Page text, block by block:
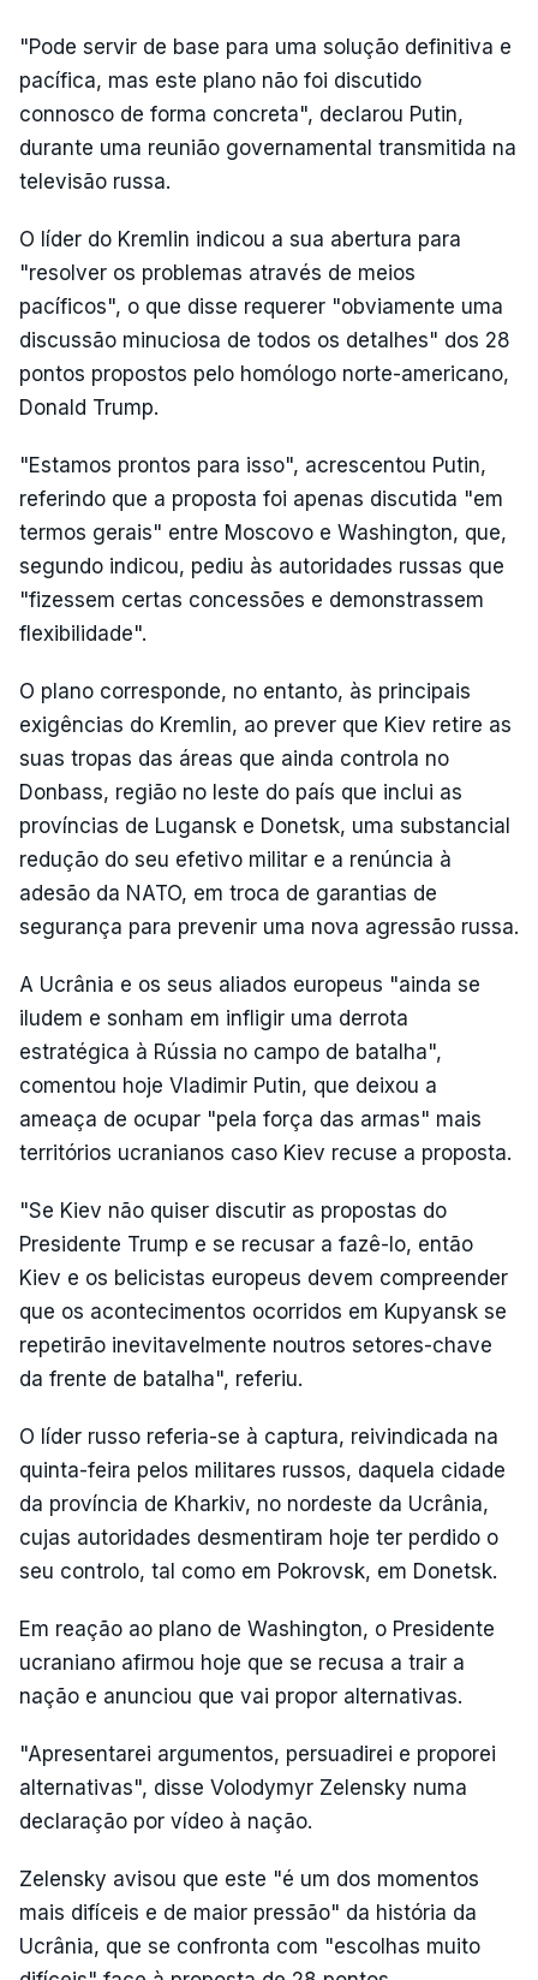
"Pode servir de base para uma solução definitiva e
pacífica, mas este plano não foi discutido
connosco de forma concreta", declarou Putin,
durante uma reunião governamental transmitida na
televisão russa.
O líder do Kremlin indicou a sua abertura para
"resolver os problemas através de meios
pacíficos", o que disse requerer "obviamente uma
discussão minuciosa de todos os detalhes" dos 28
pontos propostos pelo homólogo norte-americano,
Donald Trump.
"Estamos prontos para isso", acrescentou Putin,
referindo que a proposta foi apenas discutida "em
termos gerais" entre Moscovo e Washington, que,
segundo indicou, pediu às autoridades russas que
"fizessem certas concessões e demonstrassem
flexibilidade".
O plano corresponde, no entanto, às principais
exigências do Kremlin, ao prever que Kiev retire as
suas tropas das áreas que ainda controla no
Donbass, região no leste do país que inclui as
províncias de Lugansk e Donetsk, uma substancial
redução do seu efetivo militar e a renúncia à
adesão da NATO, em troca de garantias de
segurança para prevenir uma nova agressão russa.
A Ucrânia e os seus aliados europeus "ainda se
iludem e sonham em infligir uma derrota
estratégica à Rússia no campo de batalha",
comentou hoje Vladimir Putin, que deixou a
ameaça de ocupar "pela força das armas" mais
territórios ucranianos caso Kiev recuse a proposta.
"Se Kiev não quiser discutir as propostas do
Presidente Trump e se recusar a fazê-lo, então
Kiev e os belicistas europeus devem compreender
que os acontecimentos ocorridos em Kupyansk se
repetirão inevitavelmente noutros setores-chave
da frente de batalha", referiu.
O líder russo referia-se à captura, reivindicada na
quinta-feira pelos militares russos, daquela cidade
da província de Kharkiv, no nordeste da Ucrânia,
cujas autoridades desmentiram hoje ter perdido o
seu controlo, tal como em Pokrovsk, em Donetsk.
Em reação ao plano de Washington, o Presidente
ucraniano afirmou hoje que se recusa a trair a
nação e anunciou que vai propor alternativas.
"Apresentarei argumentos, persuadirei e proporei
alternativas", disse Volodymyr Zelensky numa
declaração por vídeo à nação.
Zelensky avisou que este "é um dos momentos
mais difíceis e de maior pressão" da história da
Ucrânia, que se confronta com "escolhas muito